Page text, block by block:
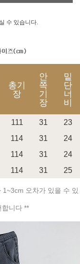
구매
수 있습니다.
총기
장
안
쪽
기
장
밑
단
너
비
111 31
23
114 31
24
114 31
24
114 31 25
오차가 있을 수 있
니다 **